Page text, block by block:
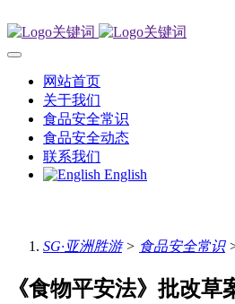
网站首页
关于我们
食品安全常识
食品安全动态
联系我们
English
SG·亚洲胜游> 食品安全常识
《食物平安法》批改